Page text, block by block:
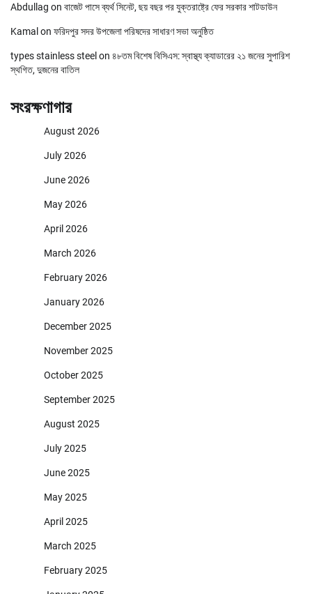
Abdullag on বাজেট পাসে ব্যর্থ সিনেট, ছয় বছর পর যুক্তরাষ্ট্রে ফের সরকার শাটডাউন
Kamal on ফরিদপুর সদর উপজেলা পরিষদের সাধারণ সভা অনুষ্ঠিত
types stainless steel on ৪৮তম বিশেষ বিসিএস: স্বাস্থ্য ক্যাডারের ২১ জনের সুপারিশ
স্থগিত, দুজনের বাতিল
সংরক্ষণাগার
August 2026
July 2026
June 2026
May 2026
April 2026
March 2026
February 2026
January 2026
December 2025
November 2025
October 2025
September 2025
August 2025
July 2025
June 2025
May 2025
April 2025
March 2025
February 2025